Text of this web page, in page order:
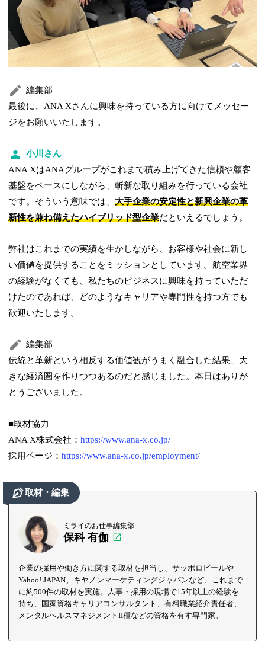
編集部
最後に、ANA Xさんに興味を持っている方に向けてメッセー
ジをお願いいたします。
小川さん
ANA XはANAグループがこれまで積み上げてきた信頼や顧客
基盤をベースにしながら、斬新な取り組みを行っている会社
です。そういう意味では、大手企業の安定性と新興企業の革
新性を兼ね備えたハイブリッド型企業だといえるでしょう。
弊社はこれまでの実績を生かしながら、お客様や社会に新し
い価値を提供することをミッションとしています。航空業界
の経験がなくても、私たちのビジネスに興味を持っていただ
けたのであれば、どのようなキャリアや専門性を持つ方でも
歓迎いたします。
編集部
伝統と革新という相反する価値観がうまく融合した結果、大
きな経済圏を作りつつあるのだと感じました。本日はありが
とうございました。
■取材協力
ANA X株式会社：https://www.ana-x.co.jp/
採用ページ：https://www.ana-x.co.jp/employment/
取材・編集
ミライのお仕事編集部
保科 有伽
企業の採用や働き方に関する取材を担当し、サッポロビールや
Yahoo! JAPAN、キヤノンマーケティングジャパンなど、これまで
に約500件の取材を実施。人事・採用の現場で15年以上の経験を
持ち、国家資格キャリアコンサルタント、有料職業紹介責任者、
メンタルヘルスマネジメントII種などの資格を有す専門家。